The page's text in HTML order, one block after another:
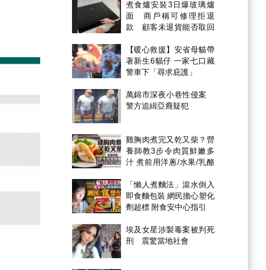
煮食爐安裝3日爆玻璃爐
面 商戶稱可修理拒退
款 顧客未退貨能否取回
【暖心救援】安省母貓帶
著新生6貓仔 一家七口藏
警車下「尋求庇護」
萬錦市深夜小巷性侵案
警方追緝亞裔疑犯
雞胸肉煮完又乾又柴？營
養師教3步令肉質鮮嫩多
汁 煮前用洋蔥/水果/乳酪
「懶人煮麵法」滾水倒入
即食麵包裝 網民擔心塑化
劑超標 附食安中心指引
埃及女星涉製毒案被判死
刑 震驚當地社會